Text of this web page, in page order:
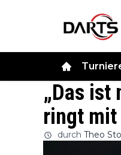
„Das ist
ringt mit
durch Theo